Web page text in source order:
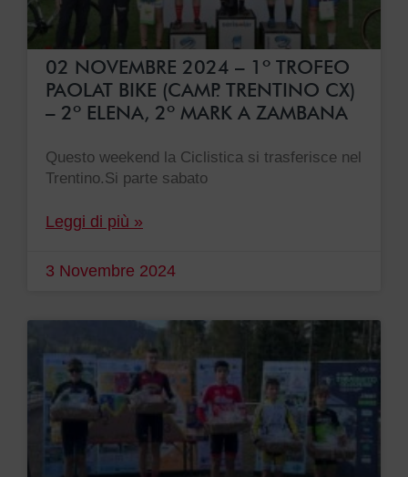
02 NOVEMBRE 2024 – 1º TROFEO
PAOLAT BIKE (CAMP. TRENTINO CX)
– 2º ELENA, 2º MARK A ZAMBANA
Questo weekend la Ciclistica si trasferisce nel
Trentino.Si parte sabato
Leggi di più »
3 Novembre 2024